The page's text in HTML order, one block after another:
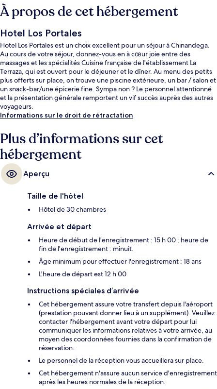
À propos de cet hébergement
Hotel Los Portales
Hotel Los Portales est un choix excellent pour un séjour à Chinandega.
Au cours de votre séjour, donnez-vous en à cœur joie entre des
massages et les spécialités Cuisine française de l'établissement La
Terraza, qui est ouvert pour le déjeuner et le dîner. Au menu des petits
plus offerts sur place, on trouve une piscine extérieure, un bar / salon et
un snack-bar/une épicerie fine. Sympa non ? Le personnel attentionné
et la présentation générale remportent un vif succès auprès des autres
voyageurs.
Informations sur le droit de rétractation
Plus d’informations sur cet
hébergement
Aperçu
Taille de l'hôtel
Hôtel de 30 chambres
Arrivée et départ
Heure de début de l'enregistrement : 15 h 00 ; heure de
fin de l'enregistrement : minuit.
Âge minimum pour effectuer l'enregistrement : 18 ans
L'heure de départ est 12 h 00
Instructions spéciales d’arrivée
Cet hébergement assure votre transfert depuis l'aéroport
(prestation pouvant donner lieu à un supplément). Veuillez
contacter l'hébergement avant votre départ pour lui
communiquer les informations relatives à votre arrivée, au
moyen des coordonnées fournies dans la confirmation de
réservation.
Le personnel de la réception vous accueillera sur place.
Cet hébergement n'assure aucun service d'enregistrement
après les heures normales de la réception.